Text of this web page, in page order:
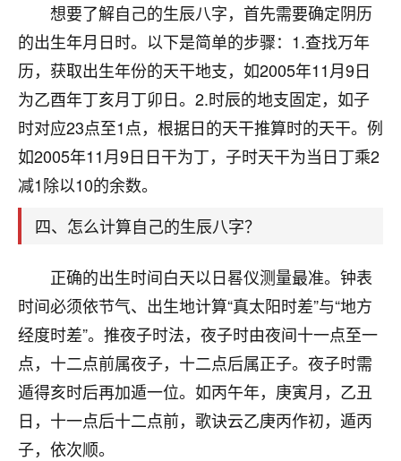
想要了解自己的生辰八字，首先需要确定阴历
的出生年月日时。以下是简单的步骤：1.查找万年
历，获取出生年份的天干地支，如2005年11月9日
为乙酉年丁亥月丁卯日。2.时辰的地支固定，如子
时对应23点至1点，根据日的天干推算时的天干。例
如2005年11月9日日干为丁，子时天干为当日丁乘2
减1除以10的余数。
四、怎么计算自己的生辰八字？
正确的出生时间白天以日晷仪测量最准。钟表
时间必须依节气、出生地计算“真太阳时差”与“地方
经度时差”。推夜子时法，夜子时由夜间十一点至一
点，十二点前属夜子，十二点后属正子。夜子时需
遁得亥时后再加遁一位。如丙午年，庚寅月，乙丑
日，十一点后十二点前，歌诀云乙庚丙作初，遁丙
子，依次顺。
太阳当空赵：我也做餐饮的，生意不算大，但
是我从找店开始都是找慧来老师跟进的，选
址、风水、还有开业日子，哪哪都看了，虽然
大环境不好，但是我家生意还可以，前几天又
刚找老师做了补财库，希望财运更好一点！
2小时前 来自海南
梦醒时分
我女儿高二叛逆，大半年不上学，一说她就要死要活
的，把我们两口子愁的不行，朋友给我推荐的慧来老
做完，我女儿跟变了个人一样，不期望她能考多好的
大学，只要能安安稳稳的把书读了，身体心理都健健
康康的我就很知足了！
鹿森：可怜天下父母心啊！
3小时前 来自河北 16
付深